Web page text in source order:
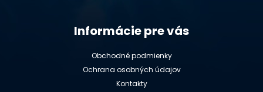
Informácie pre vás
Obchodné podmienky
Ochrana osobných údajov
Kontakty